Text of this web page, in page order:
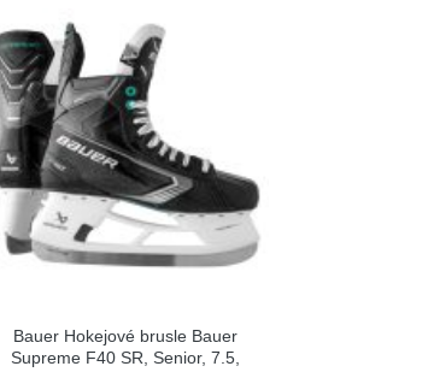
Bauer Hokejové brusle Bauer
Supreme F40 SR, Senior, 7.5,